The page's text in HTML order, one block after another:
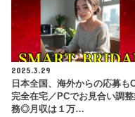
2025.3.29
日本全国、海外からの応募も
完全在宅／PCでお見合い調
務◎月収は１万…